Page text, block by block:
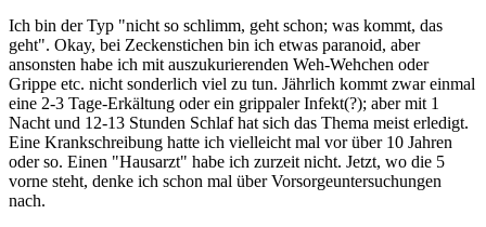
Ich bin der Typ "nicht so schlimm, geht schon; was kommt, das
geht". Okay, bei Zeckenstichen bin ich etwas paranoid, aber
ansonsten habe ich mit auszukurierenden Weh-Wehchen oder
Grippe etc. nicht sonderlich viel zu tun. Jährlich kommt zwar einmal
eine 2-3 Tage-Erkältung oder ein grippaler Infekt(?); aber mit 1
Nacht und 12-13 Stunden Schlaf hat sich das Thema meist erledigt.
Eine Krankschreibung hatte ich vielleicht mal vor über 10 Jahren
oder so. Einen "Hausarzt" habe ich zurzeit nicht. Jetzt, wo die 5
vorne steht, denke ich schon mal über Vorsorgeuntersuchungen
nach.